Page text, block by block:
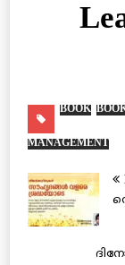
BOOK
MANAGEMENT